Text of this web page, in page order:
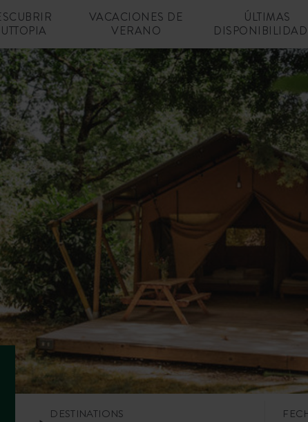
VACACIONES DE
VERANO
ÚLTIMAS
DESTINATIONS